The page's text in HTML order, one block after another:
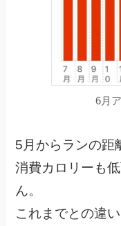
6月
5月からランの距
消費カロリーも
ん。
これまでとの違